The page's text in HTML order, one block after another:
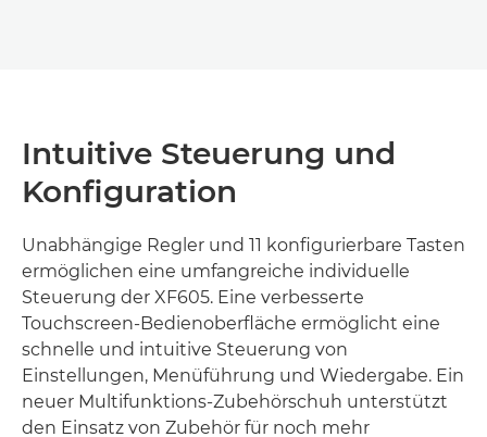
Intuitive Steuerung und
Konfiguration
Unabhängige Regler und 11 konfigurierbare Tasten
ermöglichen eine umfangreiche individuelle
Steuerung der XF605. Eine verbesserte
Touchscreen-Bedienoberfläche ermöglicht eine
schnelle und intuitive Steuerung von
Einstellungen, Menüführung und Wiedergabe. Ein
neuer Multifunktions-Zubehörschuh unterstützt
den Einsatz von Zubehör für noch mehr